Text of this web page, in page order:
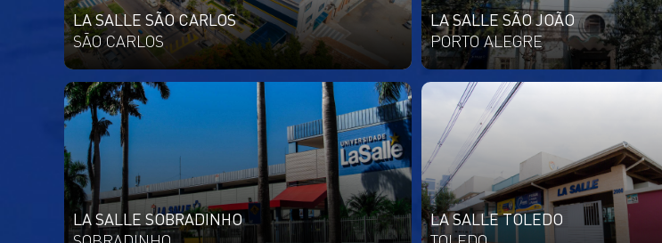
LA SALLE SÃO CARLOS
SÃO CARLOS
LA SALLE SÃO JOÃO
PORTO ALEGRE
LA SALLE SOBRADINHO LA SALLE TOLEDO